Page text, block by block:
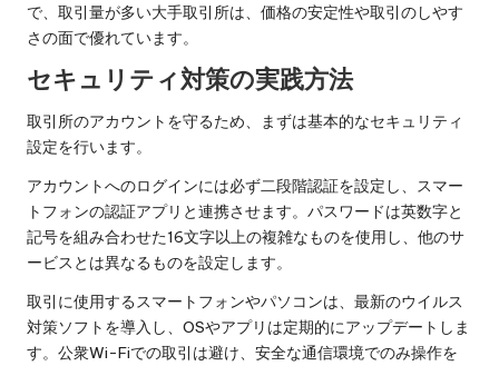
で、取引量が多い大手取引所は、価格の安定性や取引のしやす
さの面で優れています。
セキュリティ対策の実践方法
取引所のアカウントを守るため、まずは基本的なセキュリティ
設定を行います。
アカウントへのログインには必ず二段階認証を設定し、スマー
トフォンの認証アプリと連携させます。パスワードは英数字と
記号を組み合わせた16文字以上の複雑なものを使用し、他のサ
ービスとは異なるものを設定します。
取引に使用するスマートフォンやパソコンは、最新のウイルス
対策ソフトを導入し、OSやアプリは定期的にアップデートしま
す。公衆Wi-Fiでの取引は避け、安全な通信環境でのみ操作を